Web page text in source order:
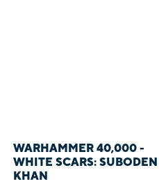
WARHAMMER 40,000 -
WHITE SCARS: SUBODEN
KHAN